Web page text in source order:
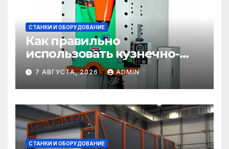
СТАНКИ И ОБОРУДОВАНИЕ
Как правильно
использовать кузнечно-
прессовое оборудование
7 АВГУСТА, 2026 ADMIN
СТАНКИ И ОБОРУДОВАНИЕ